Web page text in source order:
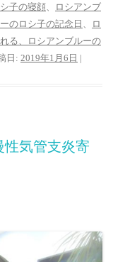
子の寝顔
ロシアンブ
のロシ子の記念日
ロ
る、ロシアンブルーの
日: 2019年1月6日 |
性気管支炎寄